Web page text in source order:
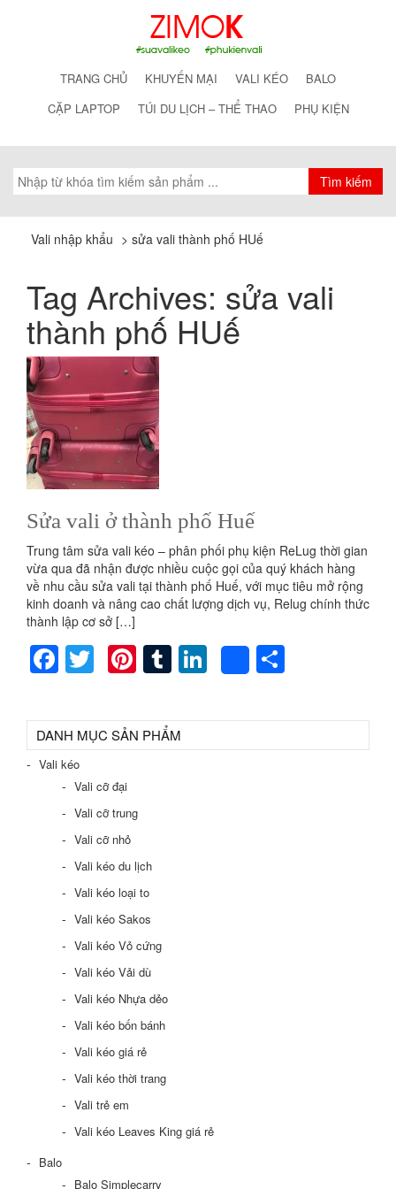
TRANG CHỦ KHUYẾN MẠI VALI KÉO
BALO
CẶP LAPTOP
TÚI DU LỊCH – THỂ THAO PHỤ KIỆN
Vali nhập khẩu > sửa vali thành phố HUế
Tag Archives: sửa vali
thành phố HUế
Sửa vali ở thành phố Huế
Trung tâm sửa vali kéo – phân phối phụ kiện ReLug thời gian
vừa qua đã nhận được nhiều cuộc gọi của quý khách hàng
về nhu cầu sửa vali tại thành phố Huế, với mục tiêu mở rộng
kinh doanh và nâng cao chất lượng dịch vụ, Relug chính thức
thành lập cơ sở […]
Facebook
TwitterPinterest
TumblrLinkedIn
Share
DANH MỤC SẢN PHẨM
Vali kéo
Vali cỡ đại
Vali cỡ trung
Vali cỡ nhỏ
Vali kéo du lịch
Vali kéo loại to
Vali kéo Sakos
Vali kéo Vỏ cứng
Vali kéo Vải dù
Vali kéo Nhựa dẻo
Vali kéo bốn bánh
Vali kéo giá rẻ
Vali kéo thời trang
Vali trẻ em
Vali kéo Leaves King giá rẻ
Balo
Balo Simplecarry